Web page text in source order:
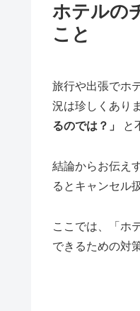
ホテルの
こと
旅行や出張でホ
況は珍しくあり
るのでは？」
と
結論からお伝え
るとキャンセル
ここでは、「ホ
できるための対